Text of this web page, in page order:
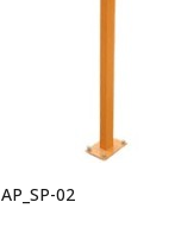
AP_SP-02